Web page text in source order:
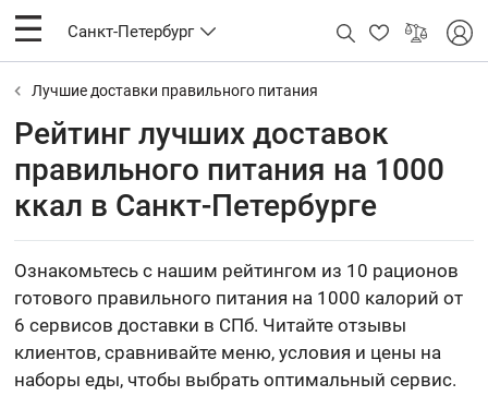
Санкт-Петербург
Лучшие доставки правильного питания
Рейтинг лучших доставок
правильного питания на 1000
ккал в Санкт-Петербурге
Ознакомьтесь с нашим рейтингом из 10 рационов
готового правильного питания на 1000 калорий от
6 сервисов доставки в СПб. Читайте отзывы
клиентов, сравнивайте меню, условия и цены на
наборы еды, чтобы выбрать оптимальный сервис.